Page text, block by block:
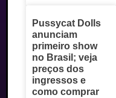
Pussycat Dolls
anunciam
primeiro show
no Brasil; veja
preços dos
ingressos e
como comprar